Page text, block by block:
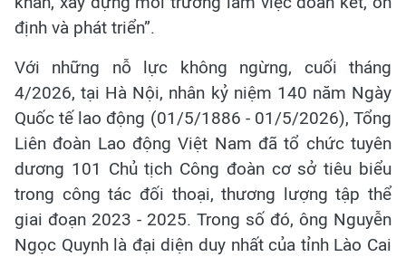
định và phát triển”.
Với những nỗ lực không ngừng, cuối tháng
4/2026, tại Hà Nội, nhân kỷ niệm 140 năm Ngày
Quốc tế lao động (01/5/1886 - 01/5/2026), Tổng
Liên đoàn Lao động Việt Nam đã tổ chức tuyên
dương 101 Chủ tịch Công đoàn cơ sở tiêu biểu
trong công tác đối thoại, thương lượng tập thể
giai đoạn 2023 - 2025. Trong số đó, ông Nguyễn
Ngọc Quynh là đại diện duy nhất của tỉnh Lào Cai